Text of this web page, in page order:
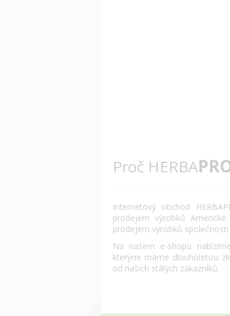
Proč HERBA
Internetový obchod
prodejem výrobků
prodejem výrobků společnosti
Na našem e-shopu
kterými máme dlouholetou
od našich stálých zákazníků.